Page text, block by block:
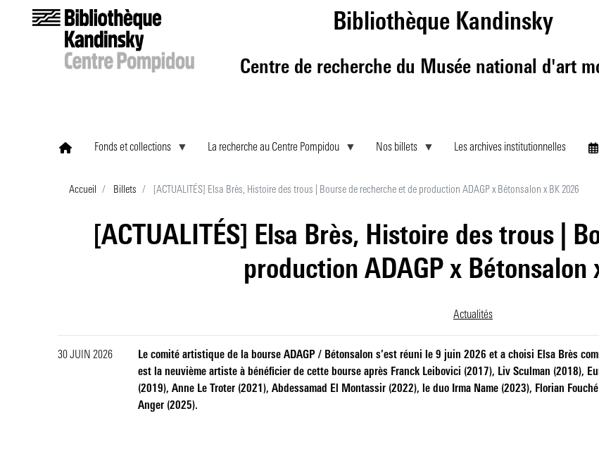
au
principal
Bibliothèque Kandinsky
Centre de recherche du Musée national d'art
Fonds et collections La recherche au Centre Pompidou Nos billets Les archives institutionnelles
Accueil Billets [ACTUALITÉS] Elsa Brès, Histoire des trous | Bourse de recherche et de production ADAGP x Bétonsalon x BK 2026
[ACTUALITÉS] Elsa Brès, Histoire des trous |
production ADAGP x Bétonsalon
Actualités
30 JUIN 2026
Le comité artistique de la bourse ADAGP / Bétonsalon s’est réuni le 9 juin 2026 et a choisi Elsa Brès
est la neuvième artiste à bénéficier de cette bourse après Franck Leibovici (2017), Liv Sculman (2018),
(2019), Anne Le Troter (2021), Abdessamad El Montassir (2022), le duo Irma Name (2023), Florian
Anger (2025).